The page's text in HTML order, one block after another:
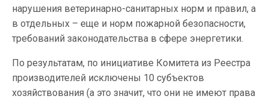
нарушения ветеринарно-санитарных норм и правил, а
в отдельных – еще и норм пожарной безопасности,
требований законодательства в сфере энергетики.
По результатам, по инициативе Комитета из Реестра
производителей исключены 10 субъектов
хозяйствования (а это значит, что они не имеют права